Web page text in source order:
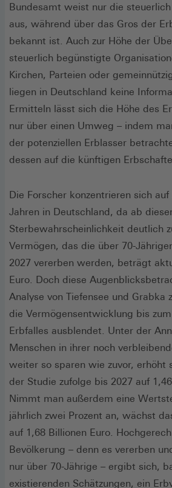
Bundesamt weist nur die
aus, während über das Gros der
bekannt ist. Auch zur Höhe der
steuerlich begünstigte
Kirchen, Parteien oder
liegen in Deutschland keine
Ermitteln lässt sich die Höhe des
nur über einen Umweg – indem
der potenziellen Erblasser
dessen auf die künftigen
Die Forscher konzentrieren sich auf
Jahren in Deutschland, da ab
Sterbewahrscheinlichkeit deutlich
Vermögen, das die über 70-
2027 vererben werden, beträgt
Euro. Doch diese
Analyse von Tiefensee und Grabka
die Vermögensentwicklung bis
Erbfalles ausblendet. Unter der
Menschen in ihrer noch
weiter so sparen wie zuvor, erhöht
der Studie zufolge bis 2027 auf
Nimmt man außerdem eine
jährlich zwei Prozent an, wächst
auf 1,68 Billionen Euro.
Bevölkerung – denn es vererben
nur über 70-Jährige – ergibt sich,
existierenden Schätzungen, ein